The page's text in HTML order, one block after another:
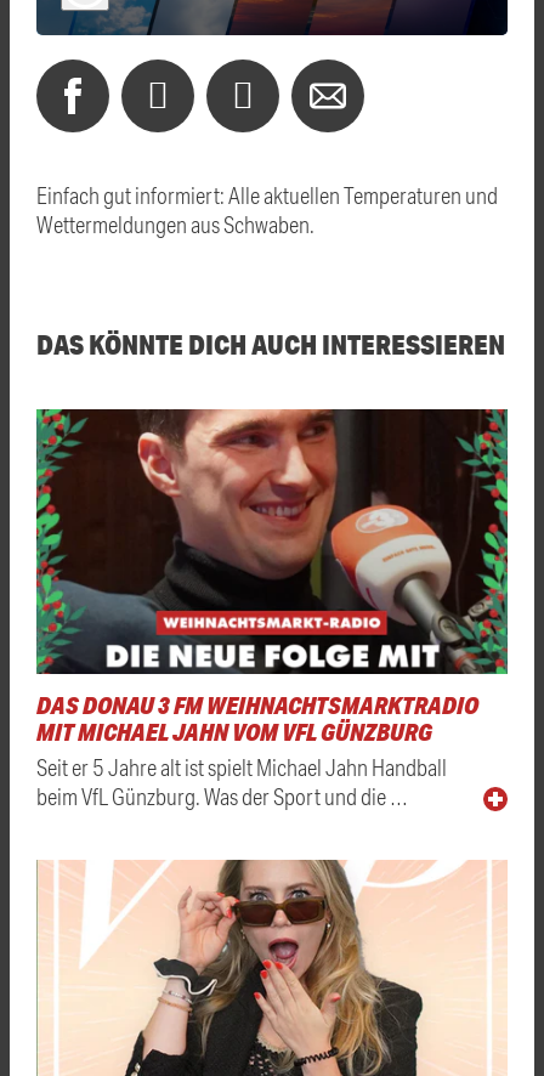
Einfach gut informiert: Alle aktuellen Temperaturen und
Wettermeldungen aus Schwaben.
DAS KÖNNTE DICH AUCH INTERESSIEREN
DAS DONAU 3 FM WEIHNACHTSMARKTRADIO
MIT MICHAEL JAHN VOM VFL GÜNZBURG
Seit er 5 Jahre alt ist spielt Michael Jahn Handball
beim VfL Günzburg. Was der Sport und die …